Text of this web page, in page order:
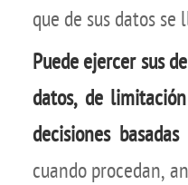
que de sus datos
Puede ejercer sus
datos, de
decisiones
cuando procedan,